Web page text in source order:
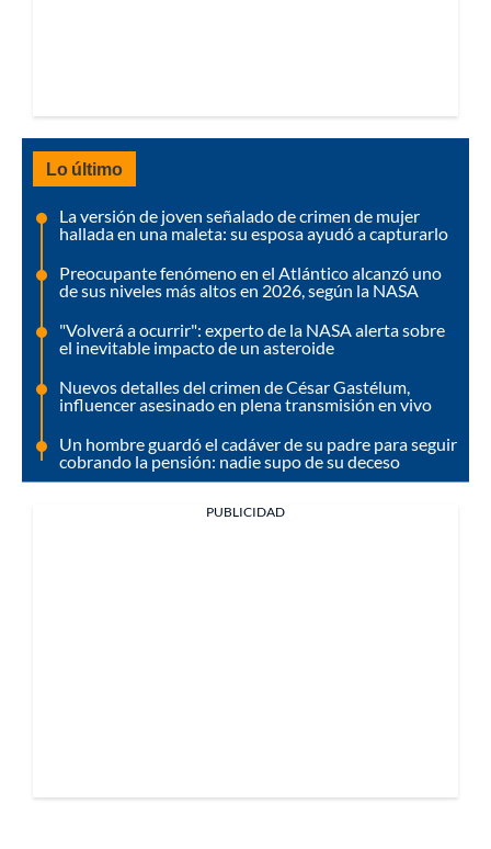
Lo último
La versión de joven señalado de crimen de mujer
hallada en una maleta: su esposa ayudó a capturarlo
Preocupante fenómeno en el Atlántico alcanzó uno
de sus niveles más altos en 2026, según la NASA
"Volverá a ocurrir": experto de la NASA alerta sobre
el inevitable impacto de un asteroide
Nuevos detalles del crimen de César Gastélum,
influencer asesinado en plena transmisión en vivo
Un hombre guardó el cadáver de su padre para seguir
cobrando la pensión: nadie supo de su deceso
PUBLICIDAD